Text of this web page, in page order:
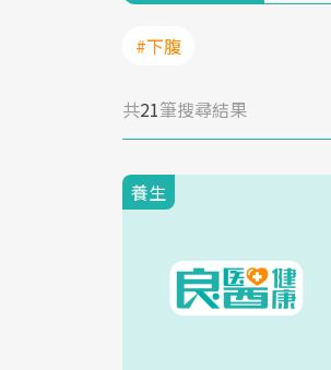
#下腹
共21筆搜尋結果
養生